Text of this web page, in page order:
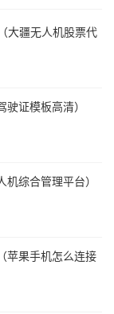
大疆无人机股票代
证模板高清）
综合管理平台）
苹果手机怎么连接